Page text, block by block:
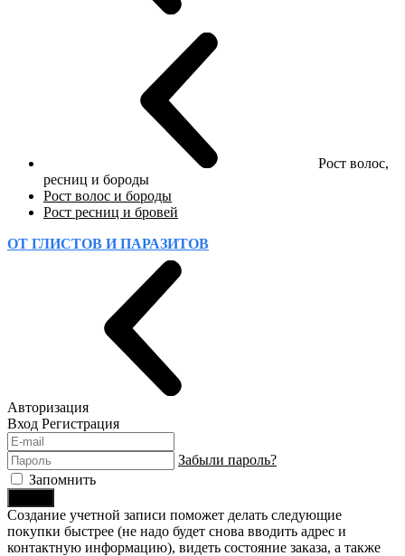
Рост волос,
ресниц и бороды
Рост волос и бороды
Рост ресниц и бровей
ОТ ГЛИСТОВ И ПАРАЗИТОВ
Авторизация
Вход Регистрация
Забыли пароль?
Запомнить
Создание учетной записи поможет делать следующие
покупки быстрее (не надо будет снова вводить адрес и
контактную информацию), видеть состояние заказа, а также